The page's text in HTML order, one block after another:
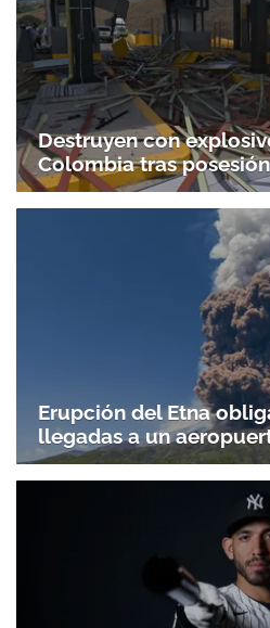
Destruyen con
Colombia tras
Erupción del Etna
llegadas a un